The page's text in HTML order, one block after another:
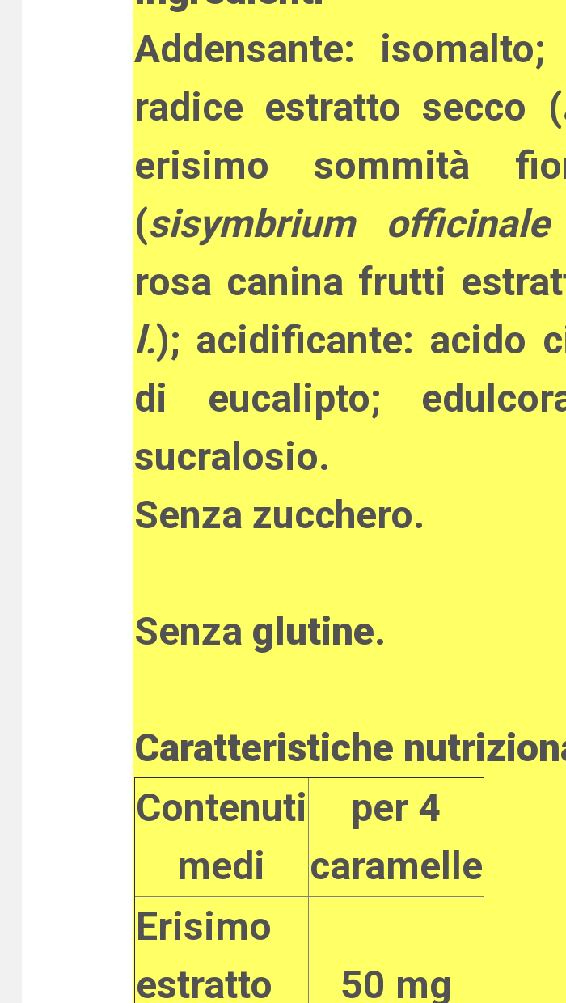
Addensante:
radice estratto secco (
erisimo sommità
(sisymbrium
rosa canina frutti
l.); acidificante: acido
di eucalipto;
sucralosio.
Senza zucchero.
Senza glutine.
Caratteristiche
Contenuti
medi
per 4
caramelle
Erisimo
estratto
50 mg